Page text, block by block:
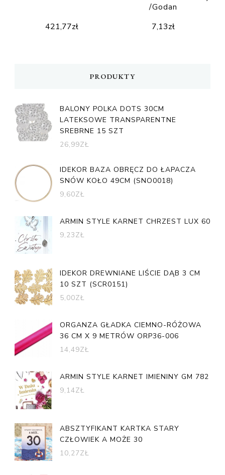
421,77zł
/Godan
7,13zł
PRODUKTY
BALONY POLKA DOTS 30CM
LATEKSOWE TRANSPARENTNE
SREBRNE 15 SZT
26,99ZŁ
IDEKOR BAZA OBRĘCZ DO ŁAPACZA
SNÓW KOŁO 49CM (SNO0018)
9,60ZŁ
ARMIN STYLE KARNET CHRZEST LUX 60
9,23ZŁ
IDEKOR DREWNIANE LIŚCIE DĄB 3 CM
10 SZT (SCR0151)
5,00ZŁ
ORGANZA GŁADKA CIEMNO-RÓŻOWA
36 CM X 9 METRÓW ORP36-006
14,49ZŁ
ARMIN STYLE KARNET IMIENINY GM 782
9,14ZŁ
ABSZTYFIKANT KARTKA STARY
CZŁOWIEK A MOŻE 30
10,27ZŁ